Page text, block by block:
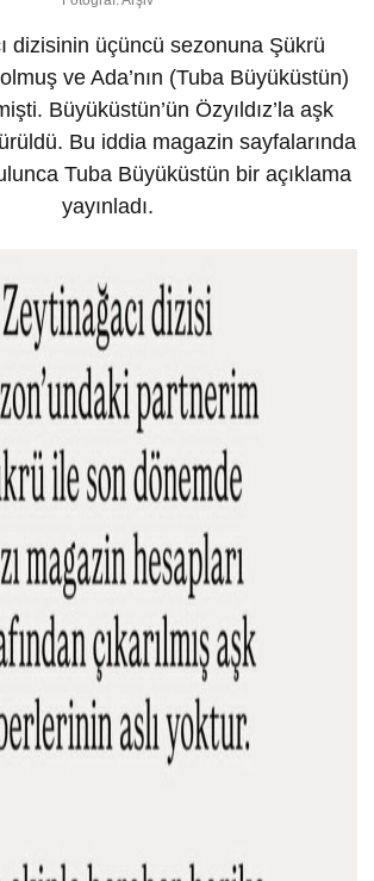
dizisinin üçüncü sezonuna Şükrü
ve Ada’nın (Tuba Büyüküstün)
Büyüküstün’ün Özyıldız’la aşk
Bu iddia magazin sayfalarında
Tuba Büyüküstün bir açıklama
yayınladı.